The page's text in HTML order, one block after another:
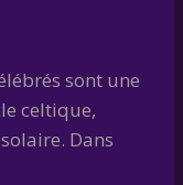
sont une
celtique,
Dans